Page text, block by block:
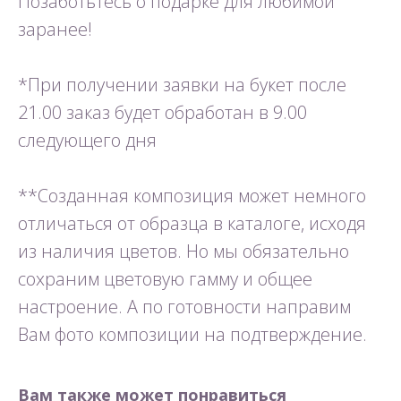
заранее!
*При получении заявки на букет после
21.00 заказ будет обработан в 9.00
следующего дня
**Созданная композиция может немного
отличаться от образца в каталоге, исходя
из наличия цветов. Но мы обязательно
сохраним цветовую гамму и общее
настроение. А по готовности направим
Вам фото композиции на подтверждение.
Вам также может понравиться